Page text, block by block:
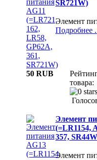
SR721W)
Элемент
Подробнее
50 RUB
товара:
Элемент
(=LR1154,
357,
Элемент